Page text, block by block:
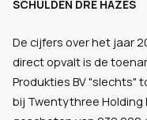
SCHULDEN DRE HAZES
De cijfers over het jaar
direct opvalt is de
Produkties BV "slechts"
bij Twentythree Holding